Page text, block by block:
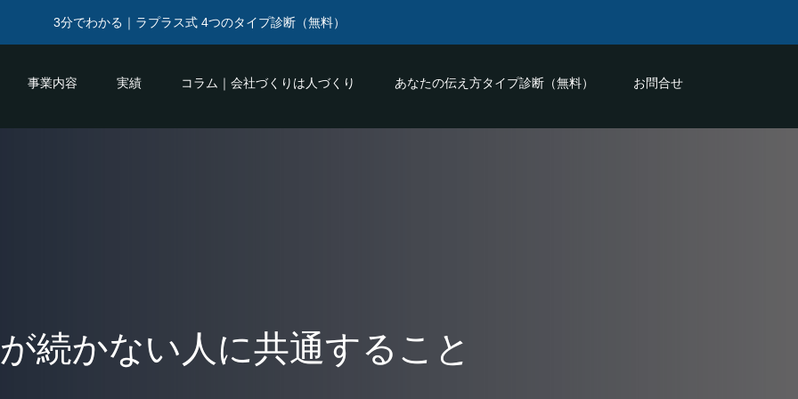
3分でわかる｜ラプラス式 4つのタイプ診断（無料）
事業内容 実績 コラム｜会社づくりは人づくり あなたの伝え方タイプ診断（無料） お問合せ
続かない人に共通すること